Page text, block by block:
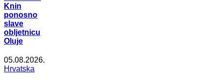
Knin
ponosno
slave
obljetnicu
Oluje
05.08.2026.
Hrvatska